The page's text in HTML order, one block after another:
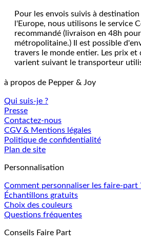
Pour les envois suivis à
l'Europe, nous utilisons le service
recommandé (livraison en 48h
métropolitaine.) Il est possible
travers le monde entier. Les prix et
varient suivant le transporteur
à propos de Pepper & Joy
Qui suis-je ?
Presse
Contactez-nous
CGV & Mentions légales
Politique de confidentialité
Plan de site
Personnalisation
Comment personnaliser les faire-part
Échantillons gratuits
Choix des couleurs
Questions fréquentes
Conseils Faire Part